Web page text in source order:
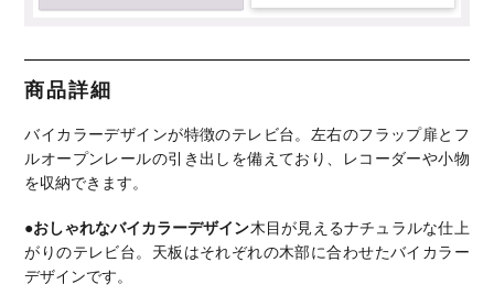
商品詳細
バイカラーデザインが特徴のテレビ台。 左右のフラップ扉とフ
ルオープンレールの引き出しを備えており、レコーダーや小物
を収納できます。
●おしゃれなバイカラーデザイン木目が見えるナチュラルな仕上
がりのテレビ台。天板はそれぞれの木部に合わせたバイカラー
デザインです。